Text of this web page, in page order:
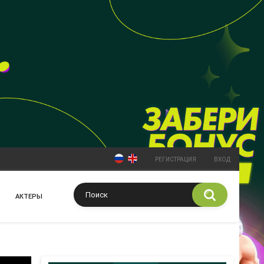
РЕГИСТРАЦИЯ ВХОД
АКТЕРЫ